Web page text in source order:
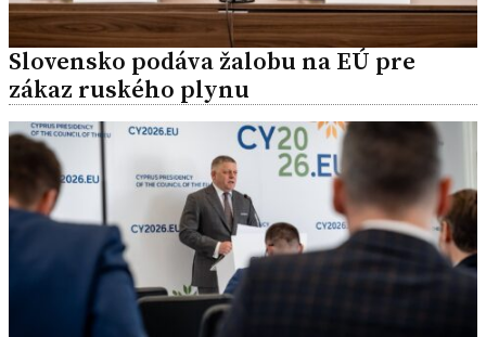
Slovensko podáva žalobu na EÚ pre
zákaz ruského plynu